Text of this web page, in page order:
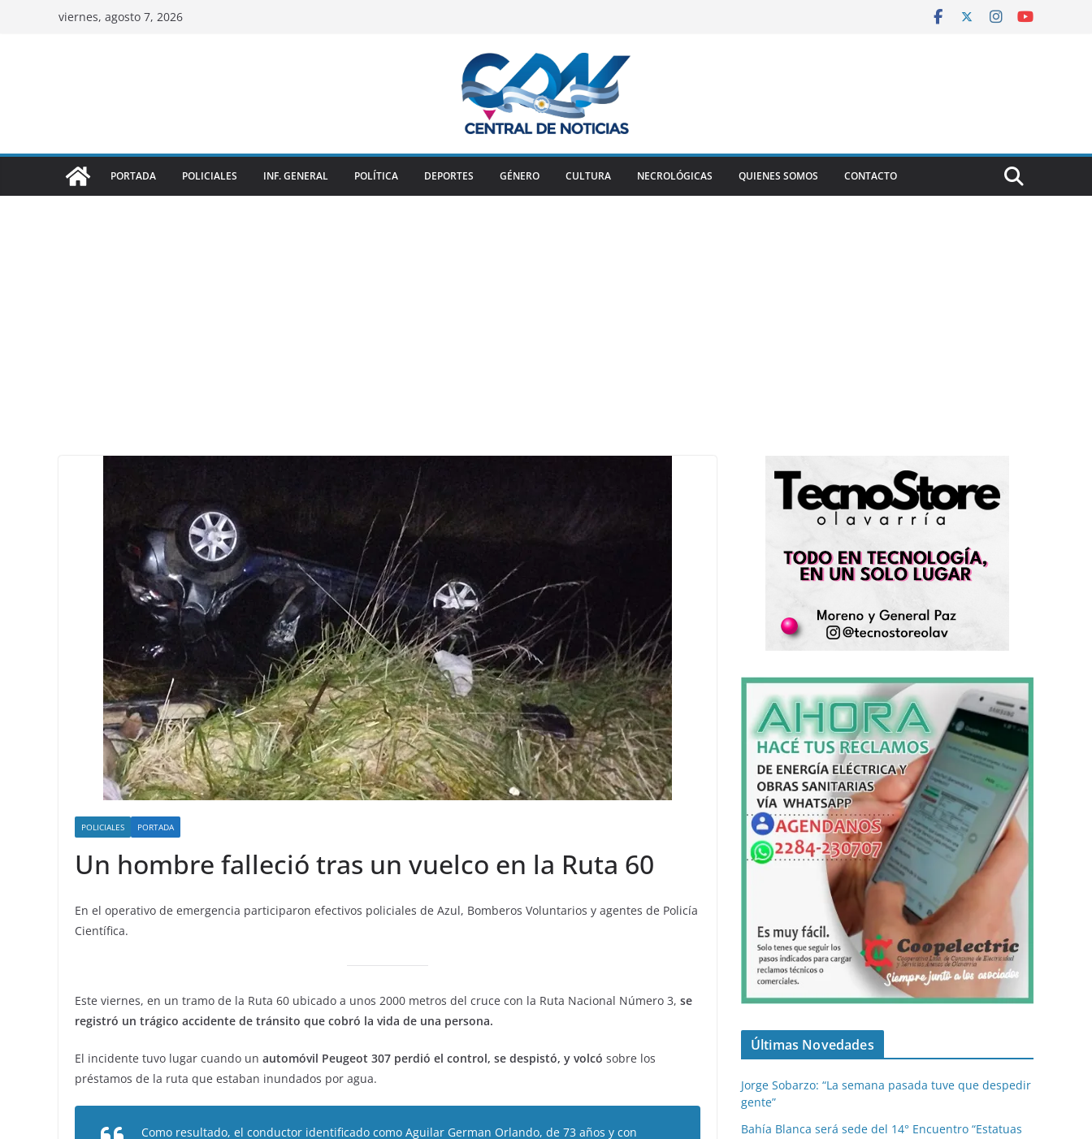
viernes, agosto 7, 2026
PORTADA POLICIALES INF. GENERAL POLÍTICA DEPORTES GÉNERO CULTURA NECROLÓGICAS QUIENES SOMOS CONTACTO
POLICIALES PORTADA
Un hombre falleció tras un vuelco en la Ruta 60
En el operativo de emergencia participaron efectivos policiales de Azul, Bomberos Voluntarios y agentes de Policía
Científica.
Este viernes, en un tramo de la Ruta 60 ubicado a unos 2000 metros del cruce con la Ruta Nacional Número 3, se
registró un trágico accidente de tránsito que cobró la vida de una persona.
El incidente tuvo lugar cuando un automóvil Peugeot 307 perdió el control, se despistó, y volcó sobre los
préstamos de la ruta que estaban inundados por agua.
Como resultado, el conductor identificado como Aguilar German Orlando, de 73 años y con
Últimas Novedades
Jorge Sobarzo: “La semana pasada tuve que despedir
gente”
Bahía Blanca será sede del 14° Encuentro “Estatuas